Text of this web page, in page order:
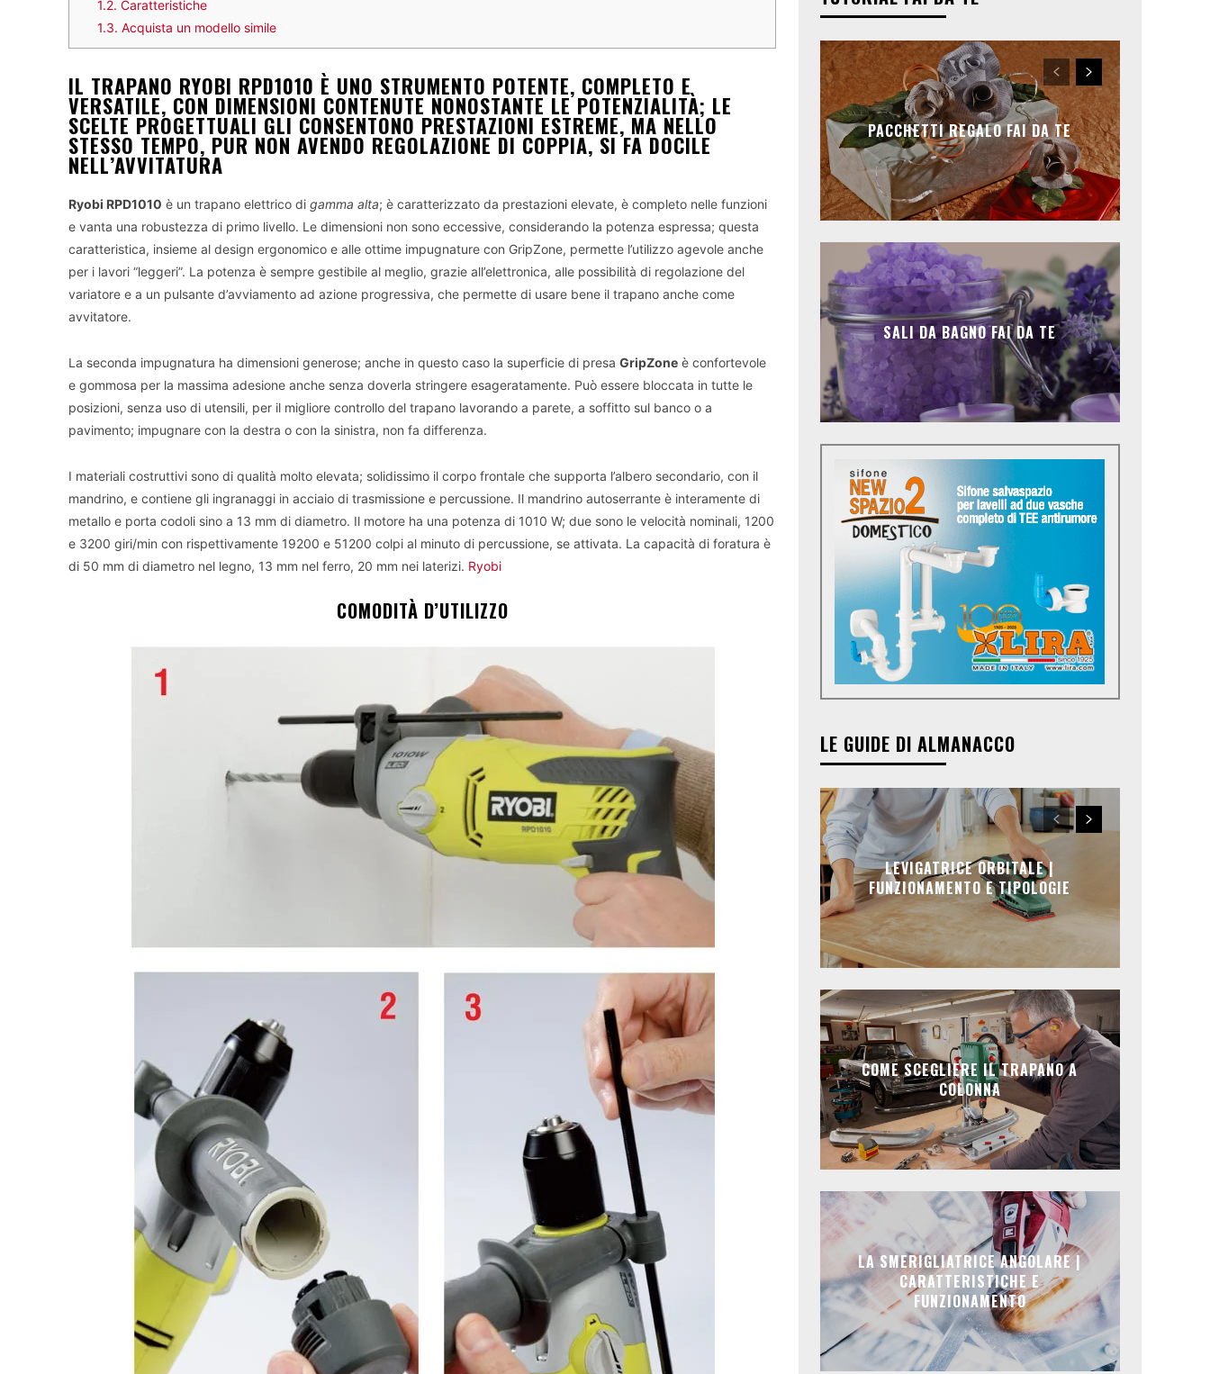
1.2. Caratteristiche
1.3. Acquista un modello simile
IL TRAPANO RYOBI RPD1010 È UNO STRUMENTO POTENTE, COMPLETO E
VERSATILE, CON DIMENSIONI CONTENUTE NONOSTANTE LE POTENZIALITÀ; LE
SCELTE PROGETTUALI GLI CONSENTONO PRESTAZIONI ESTREME, MA NELLO
STESSO TEMPO, PUR NON AVENDO REGOLAZIONE DI COPPIA, SI FA DOCILE
NELL’AVVITATURA
Ryobi RPD1010 è un trapano elettrico di gamma alta; è caratterizzato da prestazioni elevate, è completo nelle funzioni
e vanta una robustezza di primo livello. Le dimensioni non sono eccessive, considerando la potenza espressa; questa
caratteristica, insieme al design ergonomico e alle ottime impugnature con GripZone, permette l’utilizzo agevole anche
per i lavori “leggeri”. La potenza è sempre gestibile al meglio, grazie all’elettronica, alle possibilità di regolazione del
variatore e a un pulsante d’avviamento ad azione progressiva, che permette di usare bene il trapano anche come
avvitatore.
La seconda impugnatura ha dimensioni generose; anche in questo caso la superficie di presa GripZone è confortevole
e gommosa per la massima adesione anche senza doverla stringere esageratamente. Può essere bloccata in tutte le
posizioni, senza uso di utensili, per il migliore controllo del trapano lavorando a parete, a soffitto sul banco o a
pavimento; impugnare con la destra o con la sinistra, non fa differenza.
I materiali costruttivi sono di qualità molto elevata; solidissimo il corpo frontale che supporta l’albero secondario, con il
mandrino, e contiene gli ingranaggi in acciaio di trasmissione e percussione. Il mandrino autoserrante è interamente di
metallo e porta codoli sino a 13 mm di diametro. Il motore ha una potenza di 1010 W; due sono le velocità nominali, 1200
e 3200 giri/min con rispettivamente 19200 e 51200 colpi al minuto di percussione, se attivata. La capacità di foratura è
di 50 mm di diametro nel legno, 13 mm nel ferro, 20 mm nei laterizi. Ryobi
COMODITÀ D’UTILIZZO
PACCHETTI REGALO FAI DA TE
SALI DA BAGNO FAI DA TE
LE GUIDE DI ALMANACCO
LEVIGATRICE ORBITALE |
FUNZIONAMENTO E TIPOLOGIE
COME SCEGLIERE IL TRAPANO A
COLONNA
LA SMERIGLIATRICE ANGOLARE |
CARATTERISTICHE E
FUNZIONAMENTO